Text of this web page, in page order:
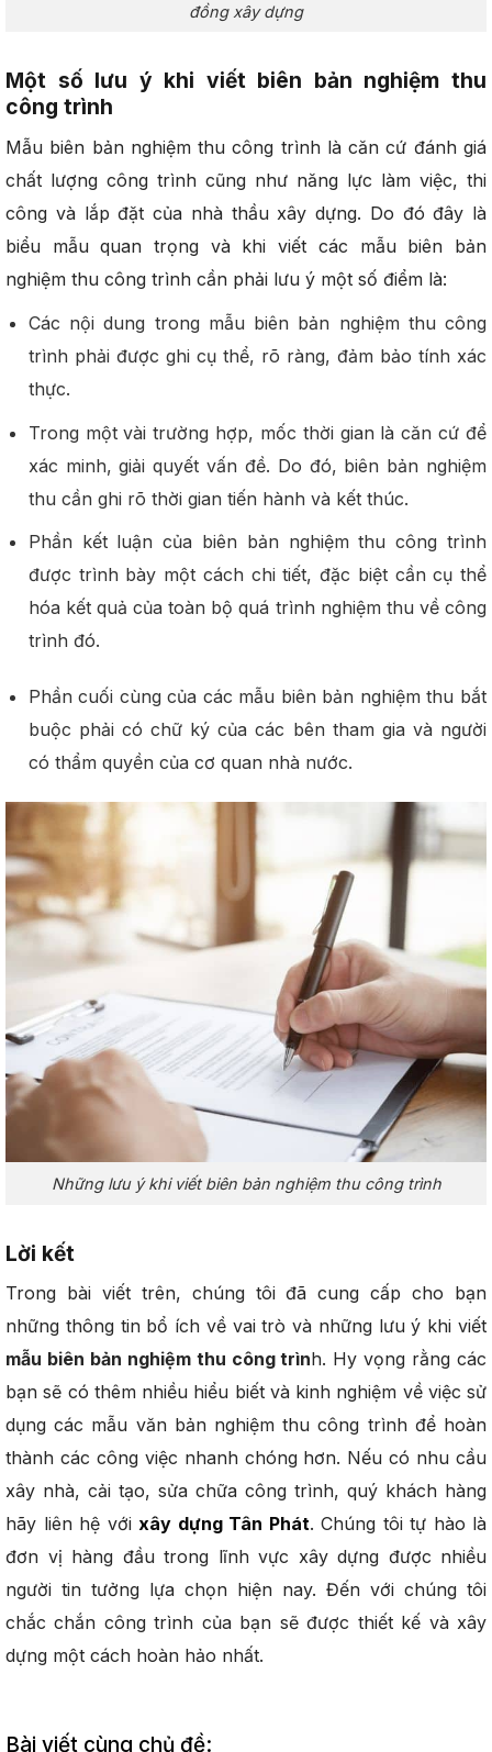
đồng xây dựng
Một số lưu ý khi viết biên bản nghiệm thu
công trình
Mẫu biên bản nghiệm thu công trình là căn cứ đánh giá
chất lượng công trình cũng như năng lực làm việc, thi
công và lắp đặt của nhà thầu xây dựng. Do đó đây là
biểu mẫu quan trọng và khi viết các mẫu biên bản
nghiệm thu công trình cần phải lưu ý một số điểm là:
Các nội dung trong mẫu biên bản nghiệm thu công
trình phải được ghi cụ thể, rõ ràng, đảm bảo tính xác
thực.
Trong một vài trường hợp, mốc thời gian là căn cứ để
xác minh, giải quyết vấn đề. Do đó, biên bản nghiệm
thu cần ghi rõ thời gian tiến hành và kết thúc.
Phần kết luận của biên bản nghiệm thu công trình
được trình bày một cách chi tiết, đặc biệt cần cụ thể
hóa kết quả của toàn bộ quá trình nghiệm thu về công
trình đó.
Phần cuối cùng của các mẫu biên bản nghiệm thu bắt
buộc phải có chữ ký của các bên tham gia và người
có thẩm quyền của cơ quan nhà nước.
Những lưu ý khi viết biên bản nghiệm thu công trình
Lời kết
Trong bài viết trên, chúng tôi đã cung cấp cho bạn
những thông tin bổ ích về vai trò và những lưu ý khi viết
mẫu biên bản nghiệm thu công trình. Hy vọng rằng các
bạn sẽ có thêm nhiều hiểu biết và kinh nghiệm về việc sử
dụng các mẫu văn bản nghiệm thu công trình để hoàn
thành các công việc nhanh chóng hơn. Nếu có nhu cầu
xây nhà, cải tạo, sửa chữa công trình, quý khách hàng
hãy liên hệ với xây dựng Tân Phát. Chúng tôi tự hào là
đơn vị hàng đầu trong lĩnh vực xây dựng được nhiều
người tin tưởng lựa chọn hiện nay. Đến với chúng tôi
chắc chắn công trình của bạn sẽ được thiết kế và xây
dựng một cách hoàn hảo nhất.
Bài viết cùng chủ đề: